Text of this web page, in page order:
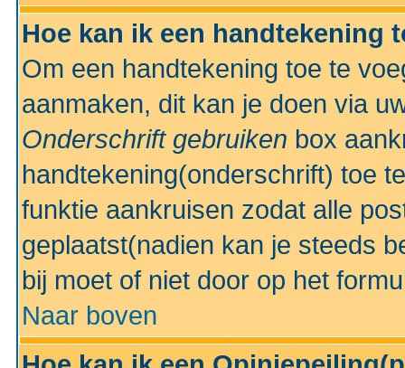
Hoe kan ik een handtekening
Om een handtekening toe te
aanmaken, dit kan je doen via
Onderschrift gebruiken box
handtekening(onderschrift) toe
funktie aankruisen zodat alle
geplaatst(nadien kan je steeds
bij moet of niet door op het
Naar boven